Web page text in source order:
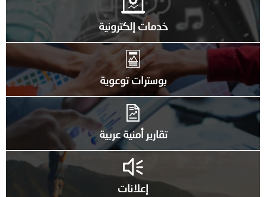
خدمات إلكترونية
بوسترات توعوية
تقارير أمنية عربية
إعلانات